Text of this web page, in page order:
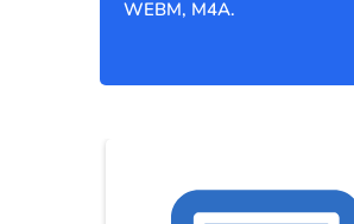
WEBM, M4A.